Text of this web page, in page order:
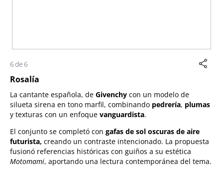
6 de 6
Rosalía
La cantante española, de Givenchy con un modelo de
silueta sirena en tono marfil, combinando pedrería, plumas
y texturas con un enfoque vanguardista.
El conjunto se completó con gafas de sol oscuras de aire
futurista, creando un contraste intencionado. La propuesta
fusionó referencias históricas con guiños a su estética
Motomami, aportando una lectura contemporánea del tema.